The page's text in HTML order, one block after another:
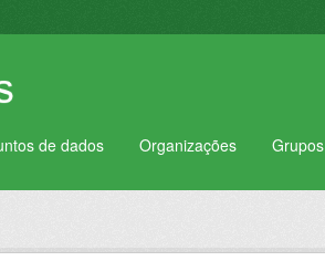
de dados Organizações Grupos